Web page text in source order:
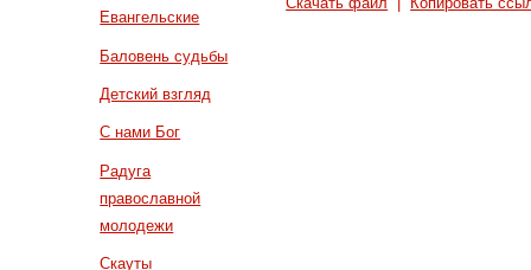
Евангельские
Баловень судьбы
Детский взгляд
С нами Бог
Радуга
православной
молодежи
Скауты
Скачать файл Копировать